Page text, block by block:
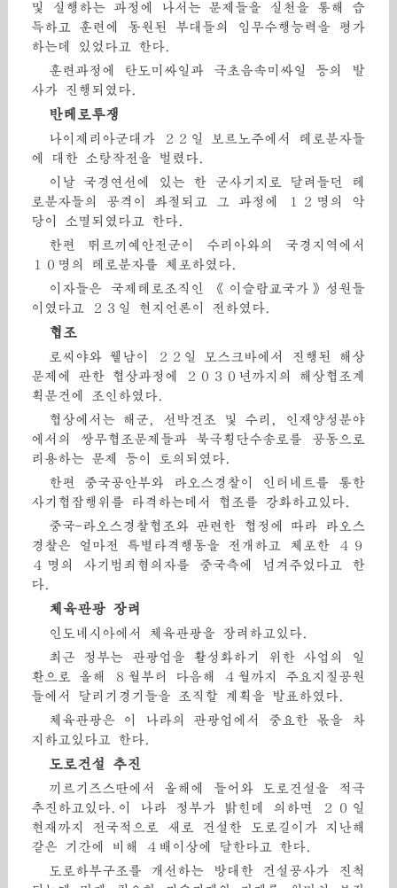
및 실행하는 과정에 나서는 문제들을 실천을 통해 습
득하고 훈련에 동원된 부대들의 임무수행능력을 평가
하는데 있었다고 한다.
훈련과정에 탄도미싸일과 극초음속미싸일 등의 발
사가 진행되였다.
반테로투쟁
나이제리아군대가 ２２일 보르노주에서 테로분자들
에 대한 소탕작전을 벌렸다.
이날 국경연선에 있는 한 군사기지로 달려들던 테
로분자들의 공격이 좌절되고 그 과정에 １２명의 악
당이 소멸되였다고 한다.
한편 뛰르끼예안전군이 수리아와의 국경지역에서
１０명의 테로분자를 체포하였다.
이자들은 국제테로조직인 《이슬람교국가》성원들
이였다고 ２３일 현지언론이 전하였다.
협조
로씨야와 윁남이 ２２일 모스크바에서 진행된 해상
문제에 관한 협상과정에 ２０３０년까지의 해상협조계
획문건에 조인하였다.
협상에서는 해군, 선박건조 및 수리, 인재양성분야
에서의 쌍무협조문제들과 북극횡단수송로를 공동으로
리용하는 문제 등이 토의되였다.
한편 중국공안부와 라오스경찰이 인터네트를 통한
사기협잡행위를 타격하는데서 협조를 강화하고있다.
중국-라오스경찰협조와 관련한 협정에 따라 라오스
경찰은 얼마전 특별타격행동을 전개하고 체포한 ４９
４명의 사기범죄혐의자를 중국측에 넘겨주었다고 한
다.
체육관광 장려
인도네시아에서 체육관광을 장려하고있다.
최근 정부는 관광업을 활성화하기 위한 사업의 일
환으로 올해 ８월부터 다음해 ４월까지 주요지질공원
들에서 달리기경기들을 조직할 계획을 발표하였다.
체육관광은 이 나라의 관광업에서 중요한 몫을 차
지하고있다고 한다.
도로건설 추진
끼르기즈스딴에서 올해에 들어와 도로건설을 적극
추진하고있다.이 나라 정부가 밝힌데 의하면 ２０일
현재까지 전국적으로 새로 건설한 도로길이가 지난해
같은 기간에 비해 ４배이상에 달한다고 한다.
도로하부구조를 개선하는 방대한 건설공사가 진척